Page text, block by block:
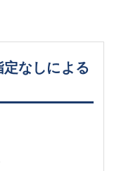
なしによる